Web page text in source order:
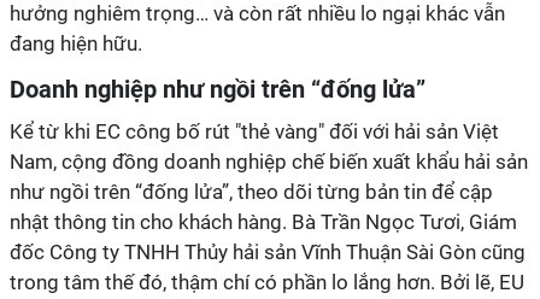
hưởng nghiêm trọng… và còn rất nhiều lo ngại khác vẫn
đang hiện hữu.
Doanh nghiệp như ngồi trên “đống lửa”
Kể từ khi EC công bố rút "thẻ vàng" đối với hải sản Việt
Nam, cộng đồng doanh nghiệp chế biến xuất khẩu hải sản
như ngồi trên “đống lửa”, theo dõi từng bản tin để cập
nhật thông tin cho khách hàng. Bà Trần Ngọc Tươi, Giám
đốc Công ty TNHH Thủy hải sản Vĩnh Thuận Sài Gòn cũng
trong tâm thế đó, thậm chí có phần lo lắng hơn. Bởi lẽ, EU